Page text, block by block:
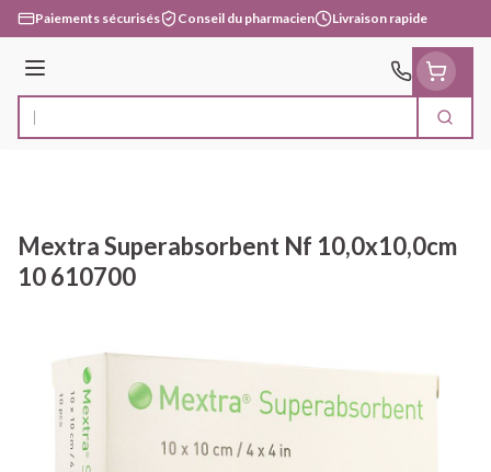
Aller au contenu
Paiements sécurisés Conseil du pharmacien Livraison rapide
Menu
Rechercher
Mextra Superabsorbent Nf 10,0x10,0cm
10 610700